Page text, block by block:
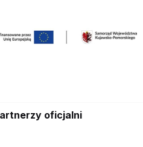
oficjalni